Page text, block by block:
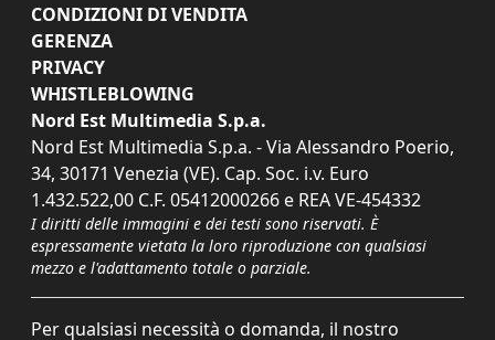
CONDIZIONI DI VENDITA
GERENZA
PRIVACY
WHISTLEBLOWING
Nord Est Multimedia S.p.a.
Nord Est Multimedia S.p.a. - Via Alessandro Poerio,
34, 30171 Venezia (VE). Cap. Soc. i.v. Euro
1.432.522,00 C.F. 05412000266 e REA VE-454332
I diritti delle immagini e dei testi sono riservati. È
espressamente vietata la loro riproduzione con qualsiasi
mezzo e l'adattamento totale o parziale.
Per qualsiasi necessità o domanda, il nostro